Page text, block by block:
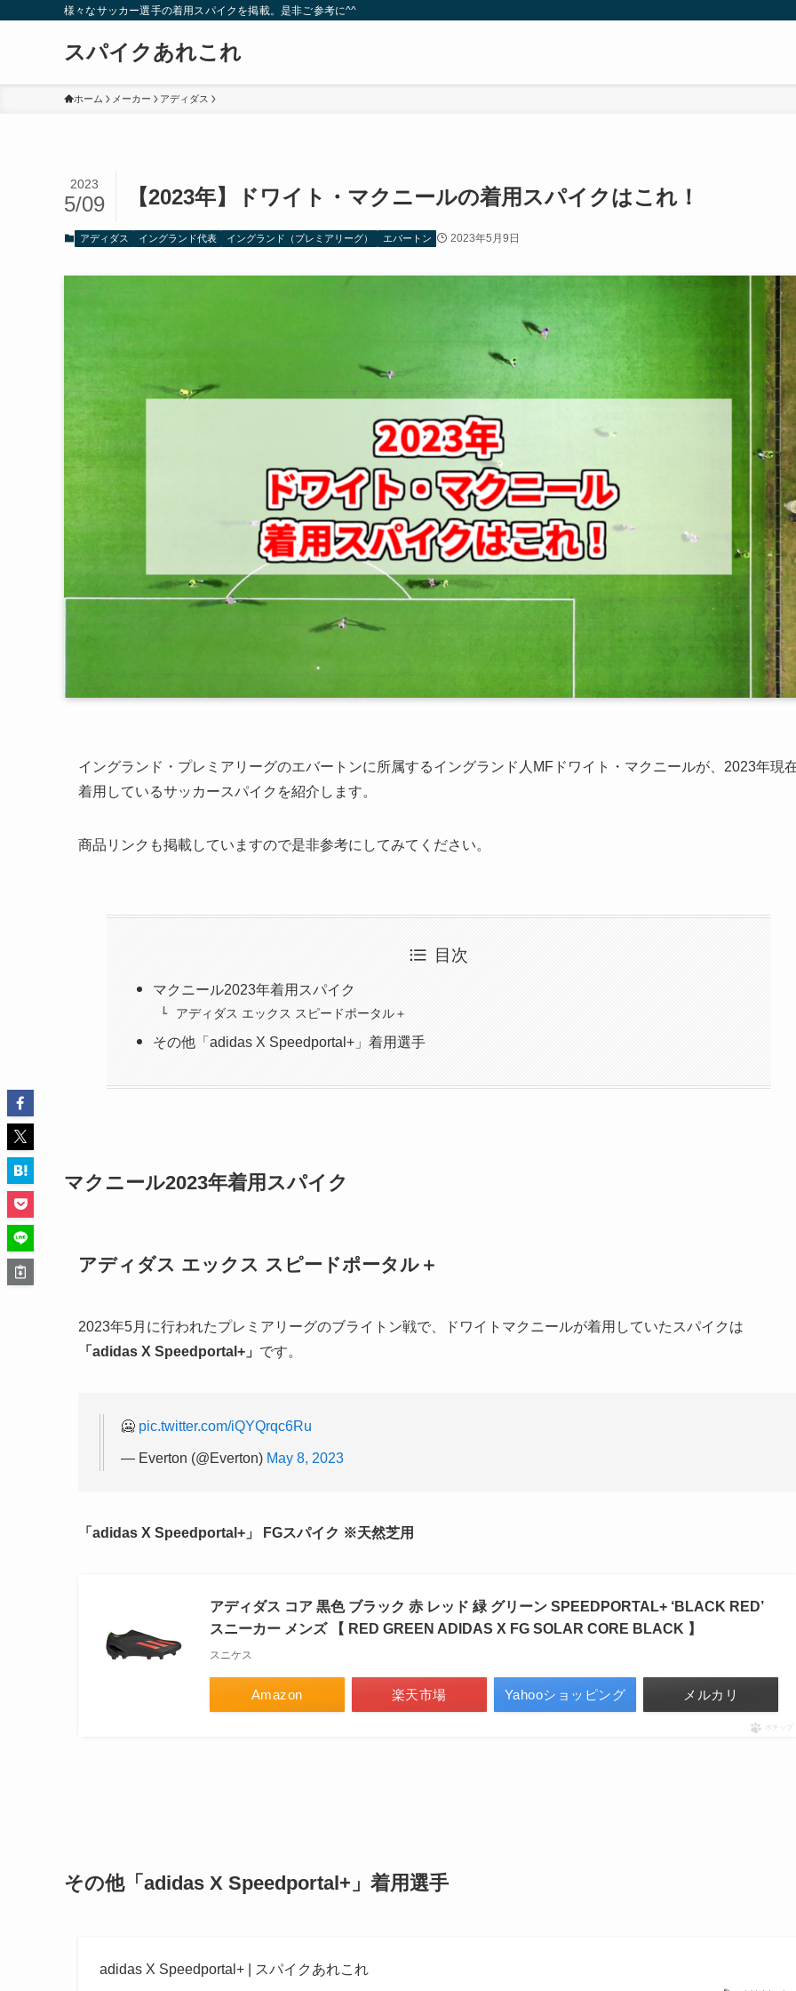
様々なサッカー選手の着用スパイクを掲載。是非ご参考に^^
スパイクあれこれ
ホーム メーカー アディダス
【2023年】ドワイト・マクニールの着用スパイクはこれ！
2023
5/09
アディダス イングランド代表 イングランド（プレミアリーグ） エバートン 2023年5月9日
イングランド・プレミアリーグのエバートンに所属するイングランド人MFドワイト・マクニールが、2023年現
着用しているサッカースパイクを紹介します。
商品リンクも掲載していますので是非参考にしてみてください。
目次
マクニール2023年着用スパイク
アディダス エックス スピードポータル＋
その他「adidas X Speedportal+」着用選手
マクニール2023年着用スパイク
アディダス エックス スピードポータル＋
2023年5月に行われたプレミアリーグのブライトン戦で、ドワイトマクニールが着用していたスパイクは
「adidas X Speedportal+」 です。
🥶 pic.twitter.com/iQYQrqc6Ru
— Everton (@Everton) May 8, 2023
「adidas X Speedportal+」 FGスパイク ※天然芝用
アディダス コア 黒色 ブラック 赤 レッド 緑 グリーン SPEEDPORTAL+ ‘BLACK RED’
スニーカー メンズ 【 RED GREEN ADIDAS X FG SOLAR CORE BLACK 】
スニケス
Amazon 楽天市場 Yahooショッピング メルカリ
ポチップ
その他「 adidas X Speedportal+ 」着用選手
adidas X Speedportal+ | スパイクあれこれ